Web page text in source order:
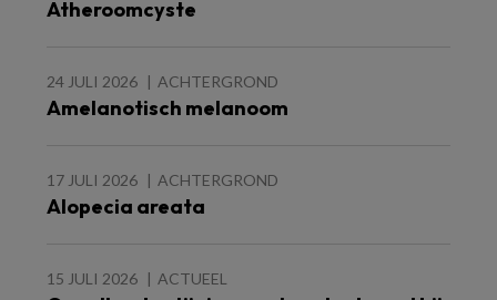
Atheroomcyste
24 JULI 2026 ACHTERGROND
Amelanotisch melanoom
17 JULI 2026 ACHTERGROND
Alopecia areata
15 JULI 2026 ACTUEEL